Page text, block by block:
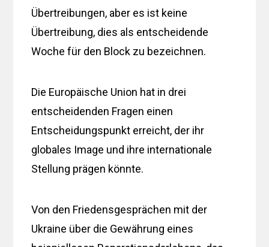
Übertreibungen, aber es ist keine
Übertreibung, dies als entscheidende
Woche für den Block zu bezeichnen.
Die Europäische Union hat in drei
entscheidenden Fragen einen
Entscheidungspunkt erreicht, der ihr
globales Image und ihre internationale
Stellung prägen könnte.
Von den Friedensgesprächen mit der
Ukraine über die Gewährung eines